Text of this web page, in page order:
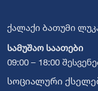
ქალაქი ბათუმი
სამუშაო საათები
09:00 – 18:00
სოციალური